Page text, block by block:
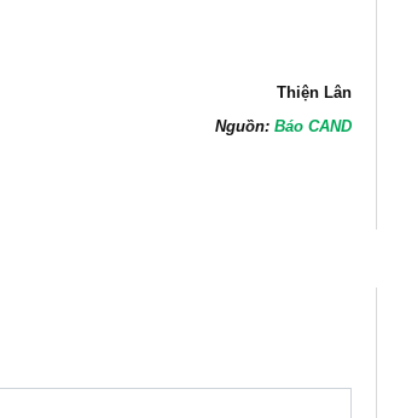
Thiện Lân
Nguồn:Báo CAND